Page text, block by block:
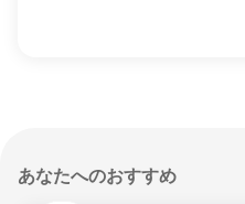
あなたへのおすすめ